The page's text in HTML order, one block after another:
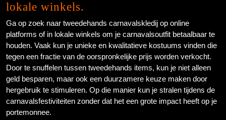
lokale winkels.
Ga op zoek naar tweedehands carnavalskledij op online
platforms of in lokale winkels om je carnavalsoutfit betaalbaar te
houden. Vaak kun je unieke en kwalitatieve kostuums vinden die
tegen een fractie van de oorspronkelijke prijs worden verkocht.
Door te snuffelen tussen tweedehands items, kun je niet alleen
geld besparen, maar ook een duurzamere keuze maken door
hergebruik te stimuleren. Op die manier kun je stralen tijdens de
carnavalsfestiviteiten zonder dat het een grote impact heeft op je
portemonnee.